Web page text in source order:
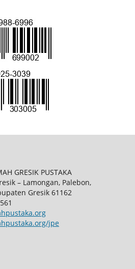
GRESIK PUSTAKA
– Lamongan, Palebon,
Gresik 61162
jpe